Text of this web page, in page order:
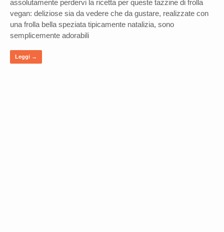
assolutamente perdervi la ricetta per queste tazzine di frolla
vegan: deliziose sia da vedere che da gustare, realizzate con
una frolla bella speziata tipicamente natalizia, sono
semplicemente adorabili
Leggi →